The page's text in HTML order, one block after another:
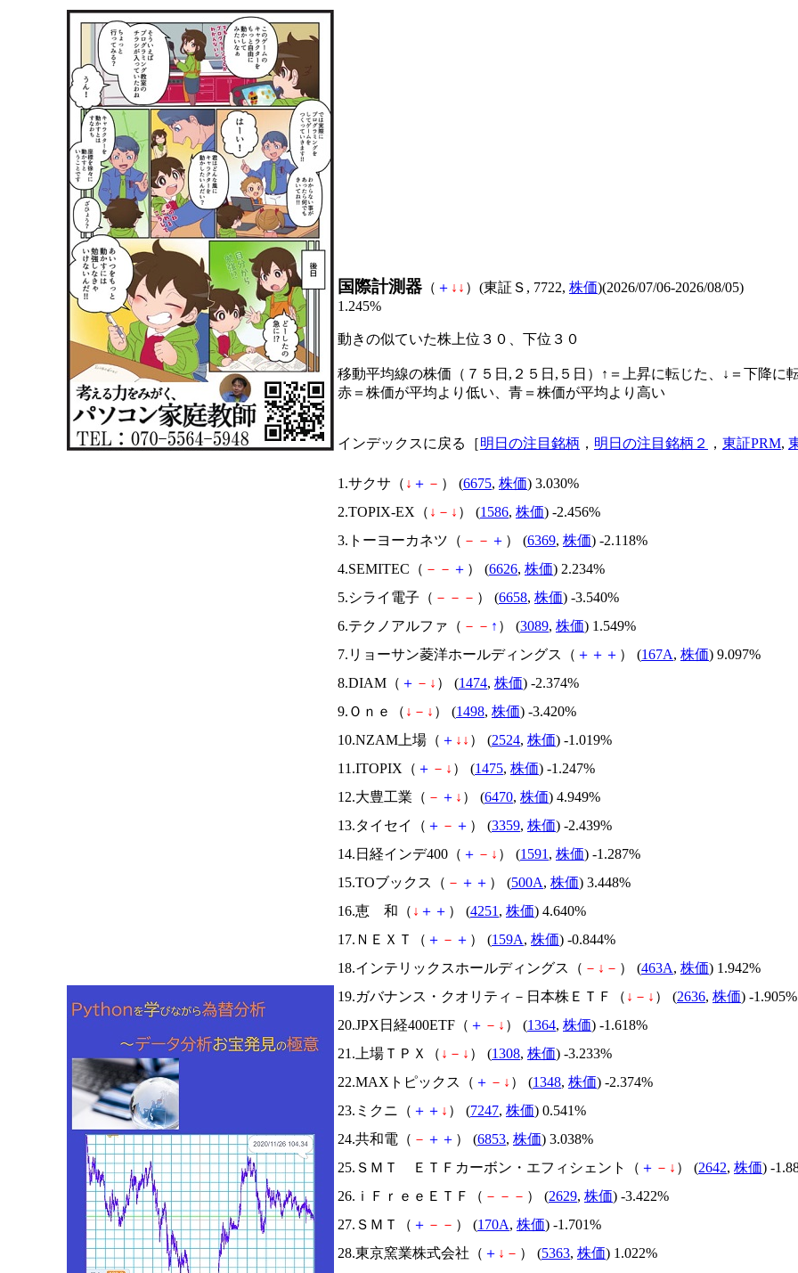
国際計測器 （ ＋ ↓ ↓ ）(東証Ｓ, 7722, 株価)(2026/07/06-2026/08/05)
1.245%
動きの似ていた株上位３０、下位３０
移動平均線の株価（７５日,２５日,５日）↑＝上昇に転じた、↓＝下降に
赤＝株価が平均より低い、青＝株価が平均より高い
インデックスに戻る［明日の注目銘柄 ， 明日の注目銘柄２ ， 東証PRM,
1.サクサ（ ↓ ＋ － ） (6675, 株価) 3.030%
2.TOPIX-EX（ ↓ － ↓ ） (1586, 株価) -2.456%
3.トーヨーカネツ（ － － ＋ ） (6369, 株価) -2.118%
4.SEMITEC（ － － ＋ ） (6626, 株価) 2.234%
5.シライ電子（ － － － ） (6658, 株価) -3.540%
6.テクノアルファ（ － － ↑ ） (3089, 株価) 1.549%
7.リョーサン菱洋ホールディングス（ ＋ ＋ ＋ ） (167A, 株価) 9.097%
8.DIAM（ ＋ － ↓ ） (1474, 株価) -2.374%
9.Ｏｎｅ（ ↓ － ↓ ） (1498, 株価) -3.420%
10.NZAM上場（ ＋ ↓ ↓ ） (2524, 株価) -1.019%
11.ITOPIX（ ＋ － ↓ ） (1475, 株価) -1.247%
12.大豊工業（ － ＋ ↓ ） (6470, 株価) 4.949%
13.タイセイ（ ＋ － ＋ ） (3359, 株価) -2.439%
14.日経インデ400（ ＋ － ↓ ） (1591 , 株価) -1.287%
15.TOブックス（ － ＋ ＋ ） (500A, 株価) 3.448%
16.恵 和（ ↓ ＋ ＋ ） (4251 , 株価) 4.640%
17.ＮＥＸＴ（ ＋ － ＋ ） (159A, 株価) -0.844%
18.インテリックスホールディングス（ － ↓ － ） (463A, 株価) 1.942%
19.ガバナンス・クオリティ－日本株ＥＴＦ（ ↓ － ↓ ） (2636, 株価) -1.905%
20.JPX日経400ETF（ ＋ － ↓ ） (1364, 株価) -1.618%
21.上場ＴＰＸ（ ↓ － ↓ ） (1308, 株価) -3.233%
22.MAXトピックス（ ＋ － ↓ ） (1348, 株価) -2.374%
23.ミクニ（ ＋ ＋ ↓ ） (7247, 株価) 0.541%
24.共和電（ － ＋ ＋ ） (6853, 株価) 3.038%
25.ＳＭＴ ＥＴＦカーボン・エフィシェント（ ＋ － ↓ ） (2642, 株価) -
26.ｉＦｒｅｅＥＴＦ（ － － － ） (2629, 株価) -3.422%
27.ＳＭＴ（ ＋ － － ） (170A, 株価) -1.701%
28.東京窯業株式会社（ ＋ ↓ － ） (5363, 株価) 1.022%